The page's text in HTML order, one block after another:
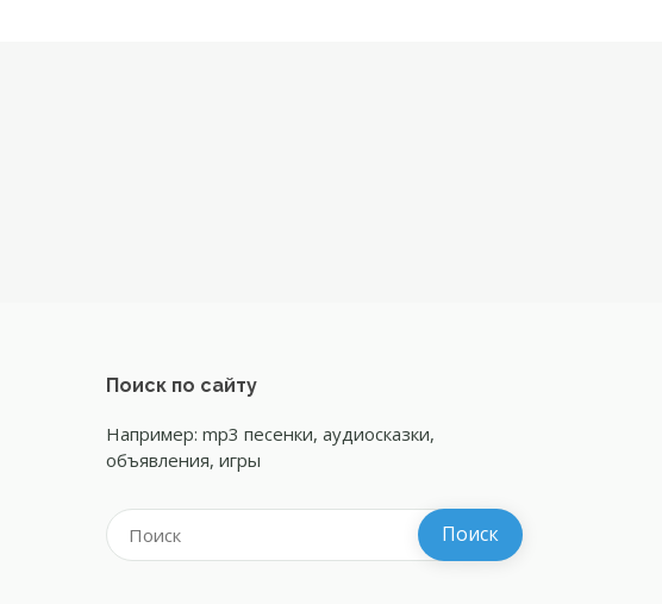
Поиск по сайту
Например: mp3 песенки, аудиосказки,
объявления, игры